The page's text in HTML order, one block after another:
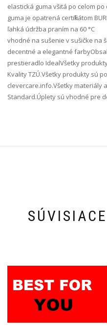
elastická guma všitá po celom
guma je opatrená certifikátom
ľahká údržba praním na 60 °C
vhodné na sušenie v sušičke na
decentné a elegantné
prestieradlo IdealVšetky
Kvality TZÚ.Všetky produkty sú
clevercare.info.Všetky materiály
Standard.Úplety sú vhodné pre